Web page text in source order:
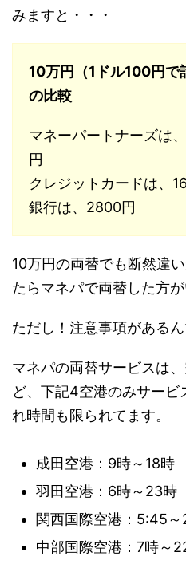
みますと・・・
10万円（1ドル100円で
の比較
マネーパートナーズは
円
クレジットカードは、
銀行は、2800円
10万円の両替でも断然違
たらマネパで両替した方
ただし！注意事項があるん
マネパの両替サービスは
ど、下記4空港のみサー
れ時間も限られてます。
成田空港：9時～18時
羽田空港：6時～23時
関西国際空港：5:45
中部国際空港：7時～